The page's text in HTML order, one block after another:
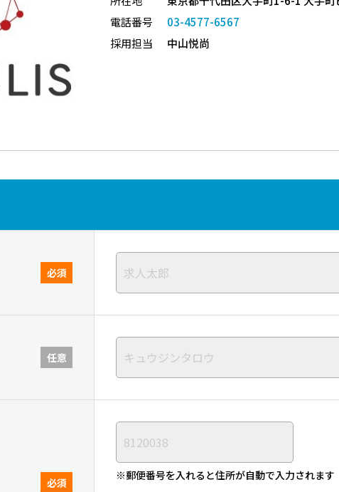
電話番号
03-4577-6567
採用担当
中山悦尚
必須
任意
必須
※郵便番号を入れると住所が自動で入力されます